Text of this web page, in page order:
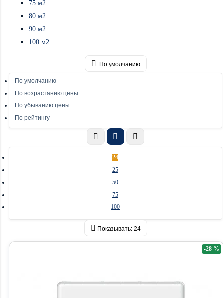
75 м2
80 м2
90 м2
100 м2
По умолчанию
По умолчанию
По возрастанию цены
По убыванию цены
По рейтингу
24
25
50
75
100
Показывать: 24
-28 %